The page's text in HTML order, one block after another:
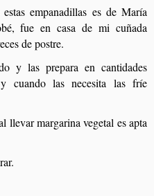
empanadillas es de María
fue en casa de mi cuñada
de postre.
y las prepara en cantidades
cuando las necesita las fríe
llevar margarina vegetal es apta